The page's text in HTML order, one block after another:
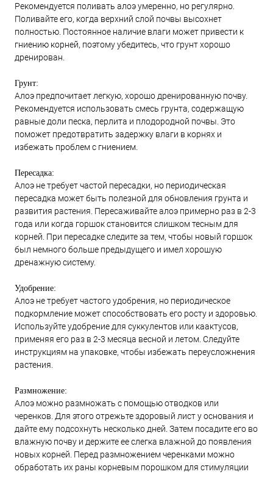
Рекомендуется поливать алоэ умеренно, но регулярно.
Поливайте его, когда верхний слой почвы высохнет
полностью. Постоянное наличие влаги может привести к
гниению корней, поэтому убедитесь, что грунт хорошо
дренирован.
Грунт:
Алоэ предпочитает легкую, хорошо дренированную почву.
Рекомендуется использовать смесь грунта, содержащую
равные доли песка, перлита и плодородной почвы. Это
поможет предотвратить задержку влаги в корнях и
избежать проблем с гниением.
Пересадка:
Алоэ не требует частой пересадки, но периодическая
пересадка может быть полезной для обновления грунта и
развития растения. Пересаживайте алоэ примерно раз в 2-3
года или когда горшок становится слишком тесным для
корней. При пересадке следите за тем, чтобы новый горшок
был немного больше предыдущего и имел хорошую
дренажную систему.
Удобрение:
Алоэ не требует частого удобрения, но периодическое
подкормление может способствовать его росту и здоровью.
Используйте удобрение для суккулентов или каактусов,
применяя его раз в 2-3 месяца весной и летом. Следуйте
инструкциям на упаковке, чтобы избежать переусложнения
растения.
Размножение:
Алоэ можно размножать с помощью отводков или
черенков. Для этого отрежьте здоровый лист у основания и
дайте ему подсохнуть несколько дней. Затем посадите его во
влажную почву и держите ее слегка влажной до появления
новых корней. Перед размножением черенками можно
обработать их раны корневым порошком для стимуляции